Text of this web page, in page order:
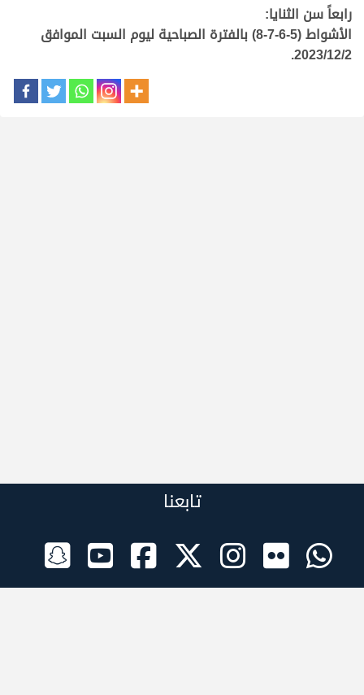
رابعاً سن الثنايا:
الأشواط (5-6-7-8) بالفترة الصباحية ليوم السبت الموافق
2023/12/2.
تابعنا